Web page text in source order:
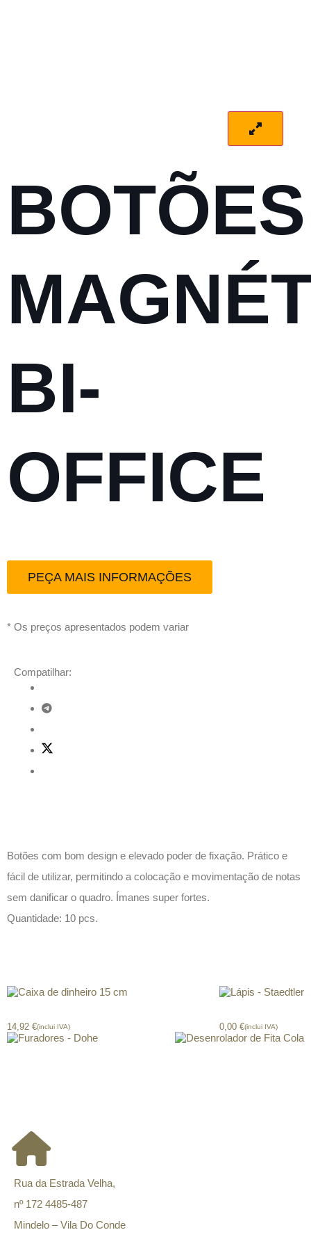
BOTÕES
BI-
OFFICE
PEÇA MAIS INFORMAÇÕES
* Os preços apresentados podem variar
Compatilhar:
Botões com bom design e elevado poder de fixação. Prático e
fácil de utilizar, permitindo a colocação e movimentação de notas
sem danificar o quadro. Ímanes super fortes.
Quantidade: 10 pcs.
14,92 €(inclui IVA) 0,00 €(inclui IVA)
Rua da Estrada Velha,
nº 172 4485-487
Mindelo – Vila Do Conde